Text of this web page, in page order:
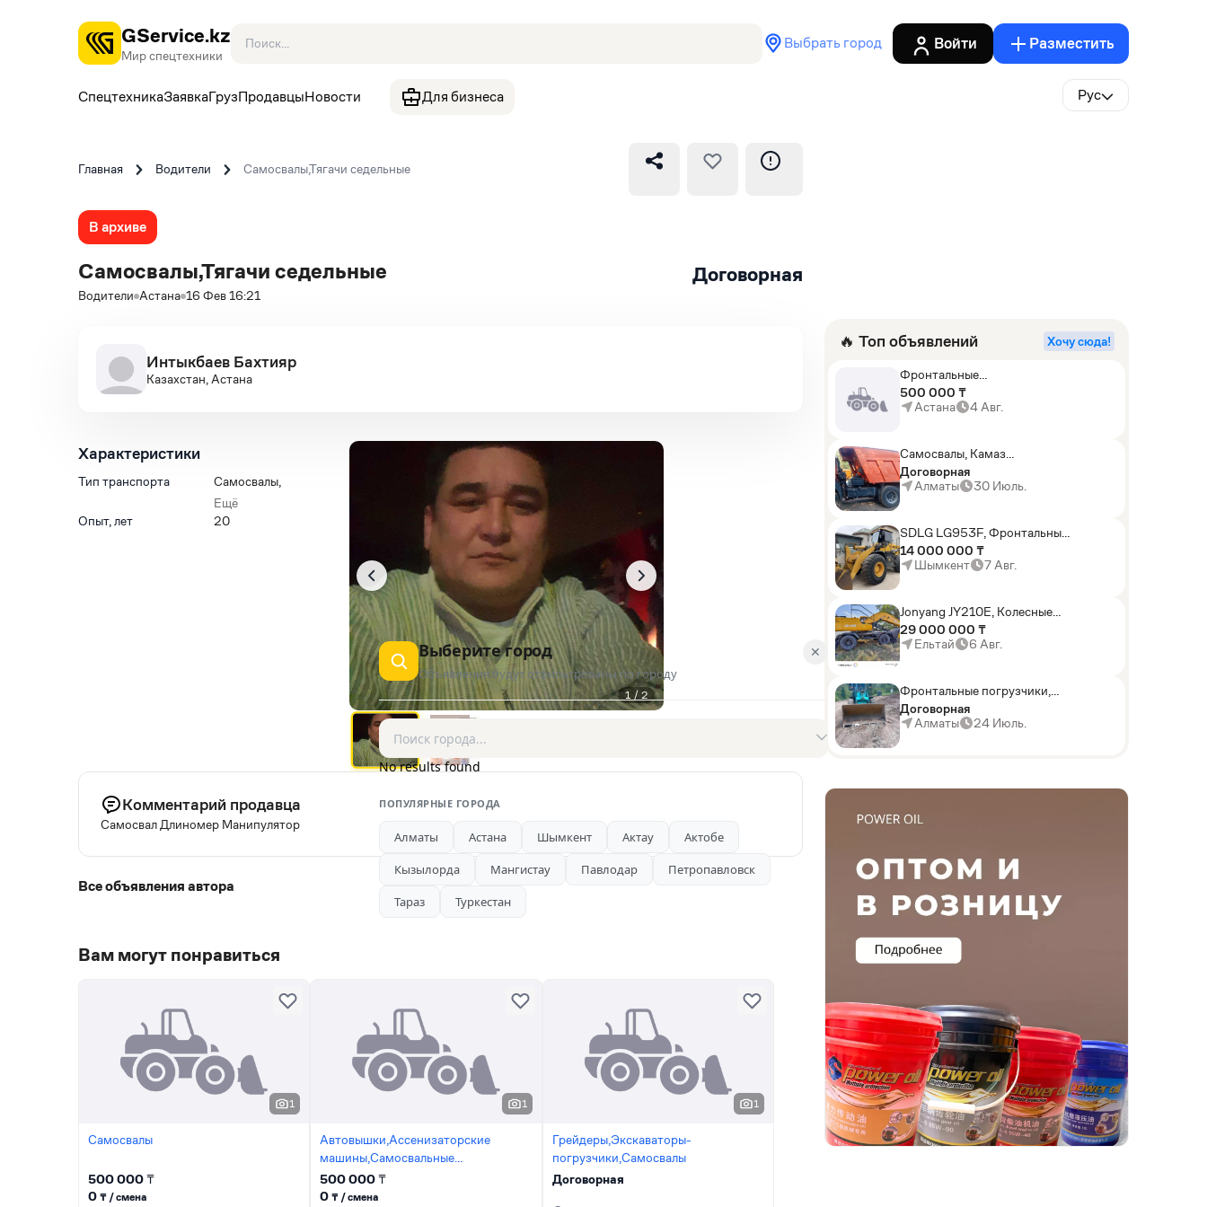
GService.kz
Мир спецтехники
Выбрать город Войти Разместить
СпецтехникаЗаявкаГрузПродавцыНовости Для бизнеса Рус
Главная Водители Самосвалы,Тягачи седельные
В архиве
Самосвалы,Тягачи седельные
Водители Астана 16 Фев 16:21
Договорная
Интыкбаев Бахтияр
Казахстан, Астана
Характеристики
Тип транспорта Самосвалы,
Тягачи седельные
Ещё
Опыт, лет
20
1 / 2
Комментарий продавца
Самосвал Длиномер Манипулятор
Все объявления автора
Вам могут понравиться
1
Самосвалы
500 000₸
0 ₸ / сменa
1
Автовышки,Ассенизаторские
машины,Самосвальные
кузова,Самосвалы,Водовозы,Газель
500 000₸
0₸ / сменa
1
Грейдеры,Экскаваторы-
погрузчики,Самосвалы
Договорная
🔥 Топ объявлений Хочу сюда!
Фронтальные
погрузчики,Экскаваторы-
погрузчики,Мини-
погрузчики,Горные
500 000 ₸
Астана
4 Авг.
Самосвалы, Камаз
АГП-29РТ (шасси
KАМАЗ-43114 6x6)
Договорная
Алматы
30 Июль.
SDLG LG953F, Фронтальные
погрузчики
14 000 000 ₸
Шымкент
7 Авг.
Jonyang JY210E, Колесные
экскаваторы
29 000 000 ₸
Ельтай
6 Авг.
Фронтальные погрузчики,
Sunward ZYJ 320
Договорная
Алматы
24 Июль.
✕
Выберите город
Объявления будут отфильтрованы по городу
No results found
ПОПУЛЯРНЫЕ ГОРОДА
Алматы Астана Шымкент Актау
Актобе
Кызылорда
Мангистау Павлодар
Петропавловск
Тараз
Туркестан